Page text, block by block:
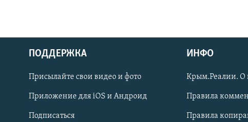
Українською
Qırımtatar
ПРИСОЕДИНЯЙТЕСЬ!
ПОДДЕРЖКА
Присылайте свои видео и фото
Приложение для iOS и Андроид
Подписаться
ИНФО
Крым.Реалии. О
Правила
Правила